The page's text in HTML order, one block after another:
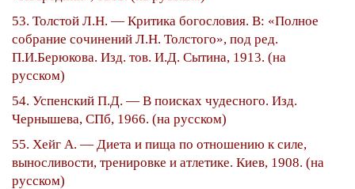
53. Толстой Л.Н. — Критика богословия. В: «Полное
собрание сочинений Л.Н. Толстого», под ред.
П.И.Берюкова. Изд. тов. И.Д. Сытина, 1913. (на
русском)
54. Успенский П.Д. — В поисках чудесного. Изд.
Чернышева, СПб, 1966. (на русском)
55. Хейг А. — Диета и пища по отношению к силе,
выносливости, тренировке и атлетике. Киев, 1908. (на
русском)